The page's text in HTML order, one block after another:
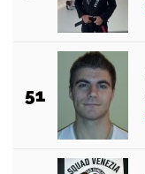
51